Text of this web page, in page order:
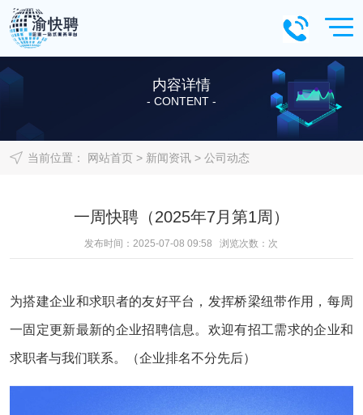
内容详情
- CONTENT -
当前位置： 网站首页> 新闻资讯> 公司动态
一周快聘（2025年7月第1周）
发布时间：2025-07-08 09:58 浏览次数： 次
为搭建企业和求职者的友好平台，发挥桥梁纽带作用，每周
一固定更新最新的企业招聘信息。欢迎有招工需求的企业和
求职者与我们联系。（企业排名不分先后）